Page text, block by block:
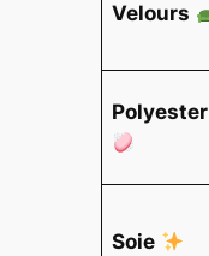
Velours
Polyester
Soie